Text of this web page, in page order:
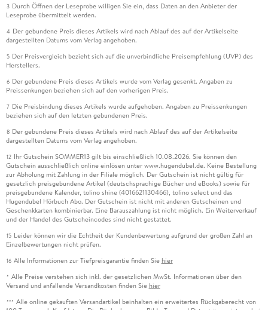
3 Durch Öffnen der Leseprobe willigen Sie ein, dass Daten an den Anbieter der
Leseprobe übermittelt werden.
4 Der gebundene Preis dieses Artikels wird nach Ablauf des auf der Artikelseite
dargestellten Datums vom Verlag angehoben.
5 Der Preisvergleich bezieht sich auf die unverbindliche Preisempfehlung (UVP) des
Herstellers.
6 Der gebundene Preis dieses Artikels wurde vom Verlag gesenkt. Angaben zu
Preissenkungen beziehen sich auf den vorherigen Preis.
7 Die Preisbindung dieses Artikels wurde aufgehoben. Angaben zu Preissenkungen
beziehen sich auf den letzten gebundenen Preis.
8 Der gebundene Preis dieses Artikels wird nach Ablauf des auf der Artikelseite
dargestellten Datums vom Verlag angehoben.
12 Ihr Gutschein SOMMER13 gilt bis einschließlich 10.08.2026. Sie können den
Gutschein ausschließlich online einlösen unter www.hugendubel.de. Keine Bestellung
zur Abholung mit Zahlung in der Filiale möglich. Der Gutschein ist nicht gültig für
gesetzlich preisgebundene Artikel (deutschsprachige Bücher und eBooks) sowie für
preisgebundene Kalender, tolino shine (4016621130466), tolino select und das
Hugendubel Hörbuch Abo. Der Gutschein ist nicht mit anderen Gutscheinen und
Geschenkkarten kombinierbar. Eine Barauszahlung ist nicht möglich. Ein Weiterverkauf
und der Handel des Gutscheincodes sind nicht gestattet.
15 Leider können wir die Echtheit der Kundenbewertung aufgrund der großen Zahl an
Einzelbewertungen nicht prüfen.
16 Alle Informationen zur Tiefpreisgarantie finden Sie hier
* Alle Preise verstehen sich inkl. der gesetzlichen MwSt. Informationen über den
Versand und anfallende Versandkosten finden Sie hier
*** Alle online gekauften Versandartikel beinhalten ein erweitertes Rückgaberecht von